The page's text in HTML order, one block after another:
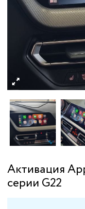
Активация
серии G22